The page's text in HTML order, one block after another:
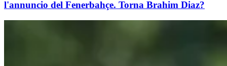
l'annuncio del Fenerbahçe. Torna Brahim Diaz?